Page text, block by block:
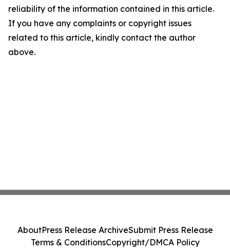
reliability of the information contained in this article.
If you have any complaints or copyright issues
related to this article, kindly contact the author
above.
AboutPress Release ArchiveSubmit Press Release
Terms & ConditionsCopyright/DMCA Policy